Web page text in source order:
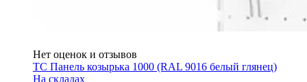
Нет оценок и отзывов
ТС Панель козырька 1000 (RAL 9016 белый глянец)
На складах